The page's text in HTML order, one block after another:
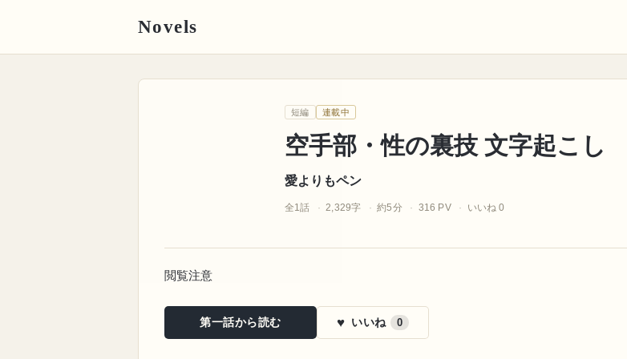
Novels
短編 連載中
空手部・性の裏技 文字起こし
愛よりもペン
全1話 2,329字 約5分 316 PV いいね 0
閲覧注意
第一話から読む ♥ いいね 0